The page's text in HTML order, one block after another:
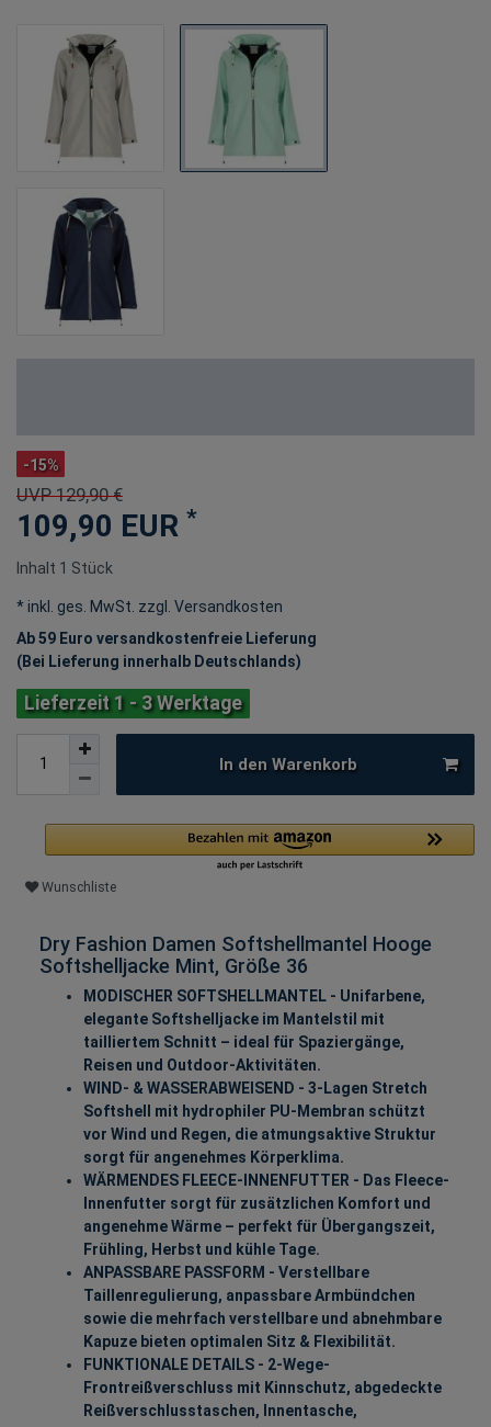
-15%
UVP 129,90 €
109,90 EUR *
Inhalt 1 Stück
* inkl. ges. MwSt. zzgl.
Versandkosten
Ab 59 Euro versandkostenfreie Lieferung
(Bei Lieferung innerhalb Deutschlands)
Lieferzeit 1 - 3 Werktage
In den Warenkorb
Wunschliste
Dry Fashion Damen Softshellmantel Hooge
Softshelljacke Mint, Größe 36
MODISCHER SOFTSHELLMANTEL - Unifarbene,
elegante Softshelljacke im Mantelstil mit
tailliertem Schnitt – ideal für Spaziergänge,
Reisen und Outdoor-Aktivitäten.
WIND- & WASSERABWEISEND - 3-Lagen Stretch
Softshell mit hydrophiler PU-Membran schützt
vor Wind und Regen, die atmungsaktive Struktur
sorgt für angenehmes Körperklima.
WÄRMENDES FLEECE-INNENFUTTER - Das Fleece-
Innenfutter sorgt für zusätzlichen Komfort und
angenehme Wärme – perfekt für Übergangszeit,
Frühling, Herbst und kühle Tage.
ANPASSBARE PASSFORM - Verstellbare
Taillenregulierung, anpassbare Armbündchen
sowie die mehrfach verstellbare und abnehmbare
Kapuze bieten optimalen Sitz & Flexibilität.
FUNKTIONALE DETAILS - 2-Wege-
Frontreißverschluss mit Kinnschutz, abgedeckte
Reißverschlusstaschen, Innentasche,